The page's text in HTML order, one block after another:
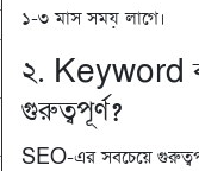
১-৩ মাস সময় লাগে।
২. Keyword
গুরুত্বপূর্ণ?
SEO-এর সবচেয়ে